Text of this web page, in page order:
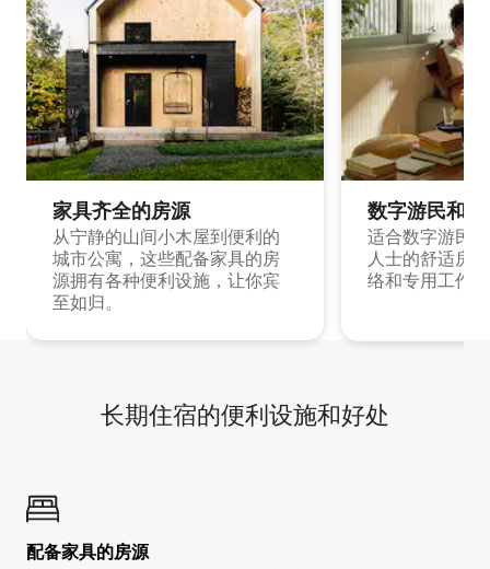
家具齐全的房源
从宁静的山间小木屋到便利的
城市公寓，这些配备家具的房
源拥有各种便利设施，让你宾
至如归。
数字游民和
适合数字游民
人士的舒适房
络和专用工作
长期住宿的便利设施和好处
配备家具的房源